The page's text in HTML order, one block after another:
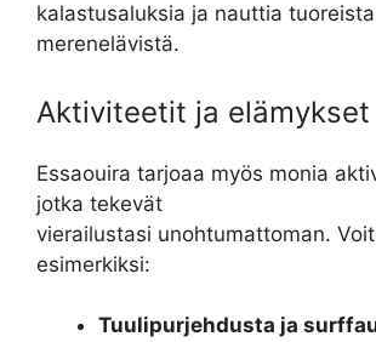
kalastusaluksia ja nauttia tuoreista
merenelävistä.
Aktiviteetit ja elämykset
Essaouira tarjoaa myös monia
jotka tekevät
vierailustasi unohtumattoman.
esimerkiksi:
Tuulipurjehdusta ja